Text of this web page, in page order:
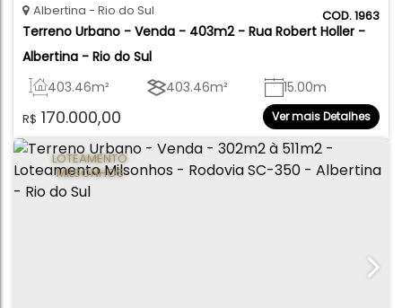
1963
Terreno Urbano - Venda - 403m2 - Rua Robert Holler -
Albertina - Rio do Sul
R$ 170.000,00
Albertina Rio do Sul
403.46m² 403.46m² 15.00m
15.05m 26.29m
Ver mais Detalhes
LOTEAMENTO
MILSONHOS